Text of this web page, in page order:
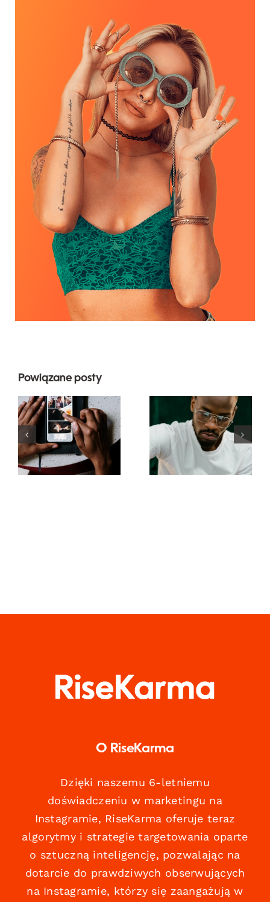
Powiązane posty
Najlepsze
aplikacje do
animacji
zdjęć na
angażujące
posty na
Top 17
wskazówek
dotyczących
zrozumienia
algorytmu
O RiseKarma
Dzięki naszemu 6-letniemu
doświadczeniu w marketingu na
Instagramie, RiseKarma oferuje teraz
algorytmy i strategie targetowania oparte
o sztuczną inteligencję, pozwalając na
dotarcie do prawdziwych obserwujących
na Instagramie, którzy się zaangażują w